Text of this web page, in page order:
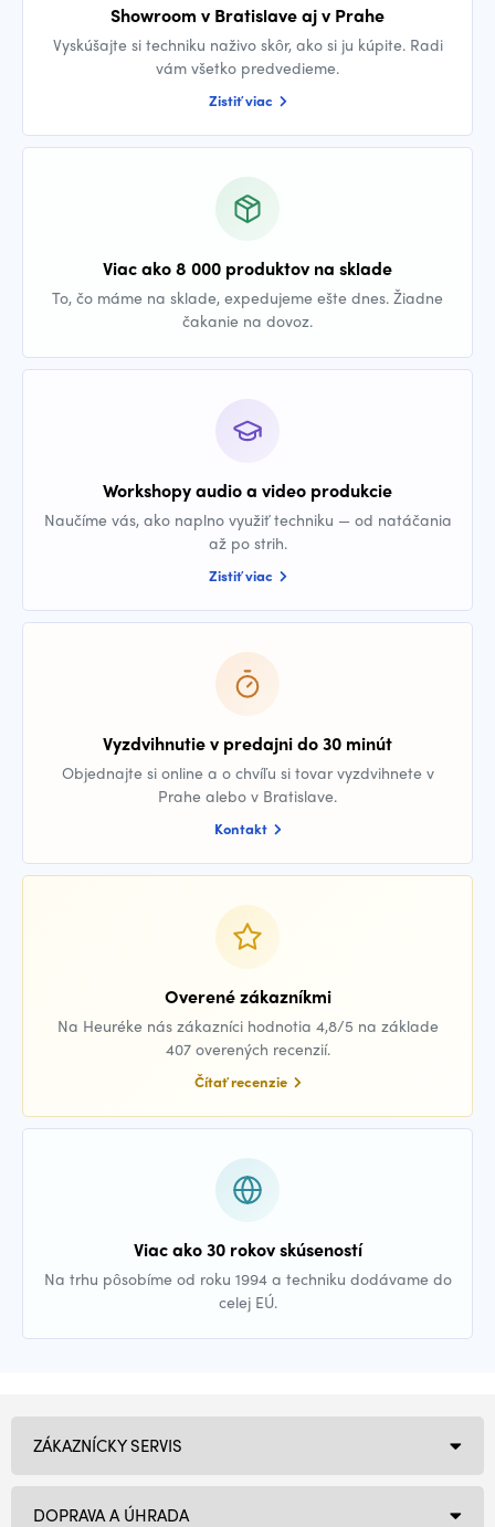
Showroom v Bratislave aj v Prahe
Vyskúšajte si techniku naživo skôr, ako si ju kúpite. Radi
vám všetko predvedieme.
Zistiť viac
Viac ako 8 000 produktov na sklade
To, čo máme na sklade, expedujeme ešte dnes. Žiadne
čakanie na dovoz.
Workshopy audio a video produkcie
Naučíme vás, ako naplno využiť techniku — od natáčania
až po strih.
Zistiť viac
Vyzdvihnutie v predajni do 30 minút
Objednajte si online a o chvíľu si tovar vyzdvihnete v
Prahe alebo v Bratislave.
Kontakt
Overené zákazníkmi
Na Heuréke nás zákazníci hodnotia 4,8/5 na základe
407 overených recenzií.
Čítať recenzie
Viac ako 30 rokov skúseností
Na trhu pôsobíme od roku 1994 a techniku dodávame do
celej EÚ.
ZÁKAZNÍCKY SERVIS
DOPRAVA A ÚHRADA